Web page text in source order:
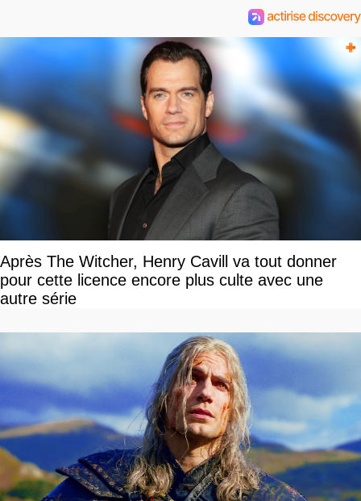
Après The Witcher, Henry Cavill va tout donner
pour cette licence encore plus culte avec une
autre série